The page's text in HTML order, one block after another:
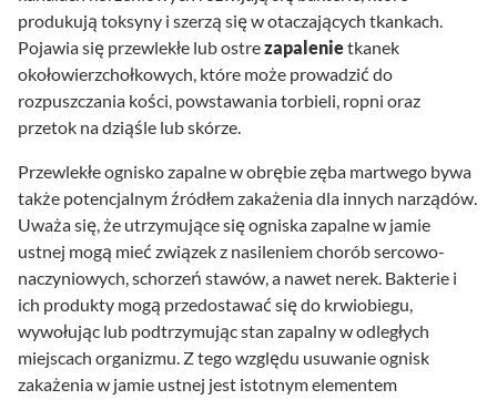
produkują toksyny i szerzą się w otaczających tkankach.
Pojawia się przewlekłe lub ostrezapalenietkanek
okołowierzchołkowych, które może prowadzić do
rozpuszczania kości, powstawania torbieli, ropni oraz
przetok na dziąśle lub skórze.
Przewlekłe ognisko zapalne w obrębie zęba martwego bywa
także potencjalnym źródłem zakażenia dla innych narządów.
Uważa się, że utrzymujące się ogniska zapalne w jamie
ustnej mogą mieć związek z nasileniem chorób sercowo-
naczyniowych, schorzeń stawów, a nawet nerek. Bakterie i
ich produkty mogą przedostawać się do krwiobiegu,
wywołując lub podtrzymując stan zapalny w odległych
miejscach organizmu. Z tego względu usuwanie ognisk
zakażenia w jamie ustnej jest istotnym elementem